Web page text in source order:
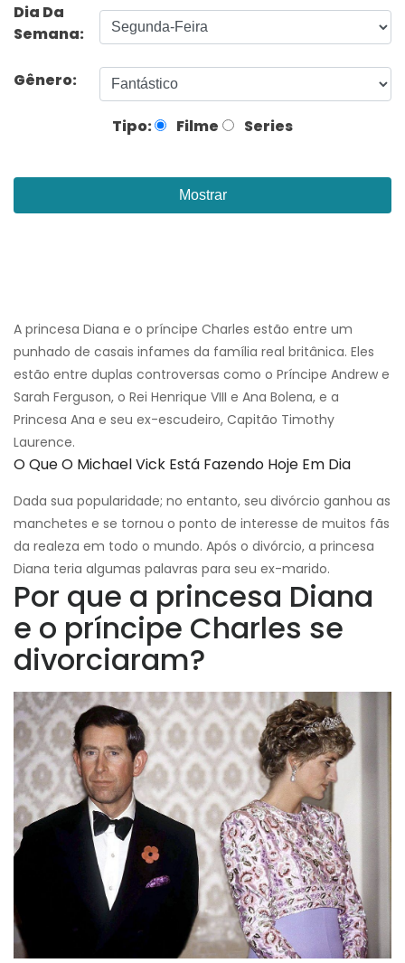
Dia Da
Semana:
Gênero:
Tipo: Filme Series
Mostrar
A princesa Diana e o príncipe Charles estão entre um
punhado de casais infames da família real britânica. Eles
estão entre duplas controversas como o Príncipe Andrew e
Sarah Ferguson, o Rei Henrique VIII e Ana Bolena, e a
Princesa Ana e seu ex-escudeiro, Capitão Timothy
Laurence.
O Que O Michael Vick Está Fazendo Hoje Em Dia
Dada sua popularidade; no entanto, seu divórcio ganhou as
manchetes e se tornou o ponto de interesse de muitos fãs
da realeza em todo o mundo. Após o divórcio, a princesa
Diana teria algumas palavras para seu ex-marido.
Por que a princesa Diana
e o príncipe Charles se
divorciaram?